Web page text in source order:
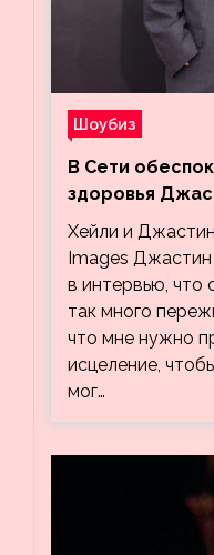
Шоубиз
В Сети
здоровья
видео, на
Хейли
Хейли и
Images Джастин
в интервью, что
так много
что мне нужно
исцеление,
мог…